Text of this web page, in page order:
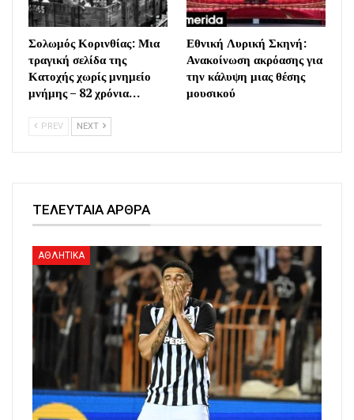
Σολωμός Κορινθίας: Μια
τραγική σελίδα της
Κατοχής χωρίς μνημείο
μνήμης – 82 χρόνια…
Εθνική Λυρική Σκηνή:
Ανακοίνωση ακρόασης για
την κάλυψη μιας θέσης
μουσικού
PREV NEXT
ΤΕΛΕΥΤΑΙΑ ΑΡΘΡΑ
ΑΘΛΗΤΙΚΑ